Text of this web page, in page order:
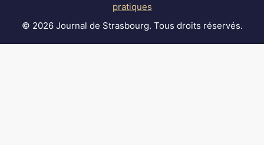
pratiques
© 2026 Journal de Strasbourg. Tous droits réservés.